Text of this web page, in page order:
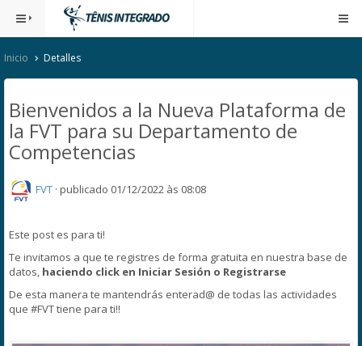
Inicio Detalles
Bienvenidos a la Nueva Plataforma de
la FVT para su Departamento de
Competencias
FVT · publicado 01/12/2022 às 08:08
Este post es para ti!
Te invitamos a que te registres de forma gratuita en nuestra base de
datos, haciendo click en Iniciar Sesión o Registrarse
De esta manera te mantendrás enterad@ de todas las actividades
que #FVT tiene para ti!!